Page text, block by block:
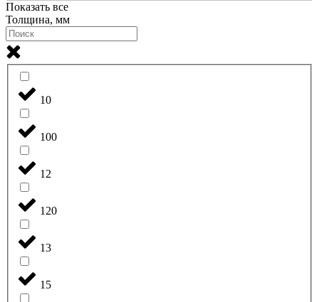
Показать все
Толщина, мм
10
100
12
120
13
15